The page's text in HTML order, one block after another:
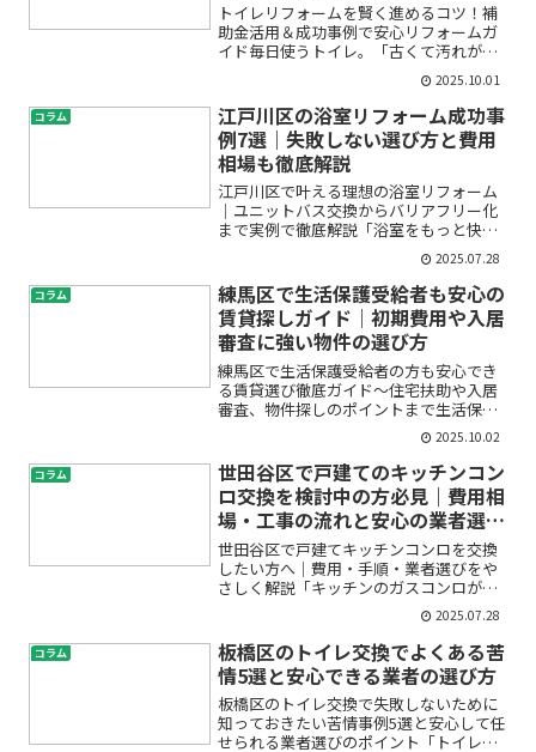
トイレリフォームを賢く進めるコツ！補
助金活用＆成功事例で安心リフォームガ
イド毎日使うトイレ。「古くて汚れが気
になる」「節水タイプに替えたい」「高
齢の家族のためにバリアフリーにした
い」など、さまざまなお悩みを持つ方が
増えています。でも、「費用...
2025.10.01
コラム
江戸川区の浴室リフォーム成功事
例7選｜失敗しない選び方と費用
相場も徹底解説
江戸川区で叶える理想の浴室リフォーム
｜ユニットバス交換からバリアフリー化
まで実例で徹底解説「浴室をもっと快適
にしたいけど、初めてのリフォームは不
安」「費用や工事内容、どこに頼んだら
いいの？」…このようなお悩みをお持ち
ではありませんか？浴室リ...
2025.07.28
コラム
練馬区で生活保護受給者も安心の
賃貸探しガイド｜初期費用や入居
審査に強い物件の選び方
練馬区で生活保護受給者の方も安心でき
る賃貸選び徹底ガイド〜住宅扶助や入居
審査、物件探しのポイントまで生活保護
を受けながら練馬区で賃貸物件を探して
いるけれど、「審査が通るか不安」「初
期費用が心配」「どんな物件が借りられ
るの？」と悩んでいません...
2025.10.02
コラム
世田谷区で戸建てのキッチンコン
ロ交換を検討中の方必見｜費用相
場・工事の流れと安心の業者選び
ガイド
世田谷区で戸建てキッチンコンロを交換
したい方へ｜費用・手順・業者選びをや
さしく解説「キッチンのガスコンロが古
くなってきた」「IHクッキングヒーター
に変えたいけど費用や流れが分からなく
て不安」――そんなお悩みはありません
か？世田谷区で戸建てに...
2025.07.28
コラム
板橋区のトイレ交換でよくある苦
情5選と安心できる業者の選び方
板橋区のトイレ交換で失敗しないために
知っておきたい苦情事例5選と安心して任
せられる業者選びのポイント「トイレを